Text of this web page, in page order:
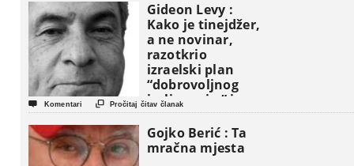
Gideon Levy :
Kako je tinejdžer,
a ne novinar,
razotkrio
izraelski plan
“dobrovoljnog
iseljavanja ” iz
Gaze
 Komentari  Pročitaj čitav članak
Gojko Berić : Ta
mračna mjesta